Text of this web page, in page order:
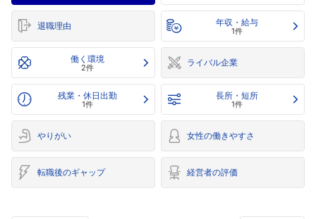
退職理由 年収・給与
1件
働く環境
2件 ライバル企業
残業・休日出勤
1件
長所・短所
1件
やりがい 女性の働きやすさ
転職後のギャップ 経営者の評価